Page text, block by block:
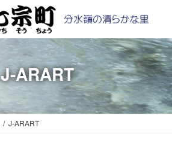
J-ARART
J-ARART